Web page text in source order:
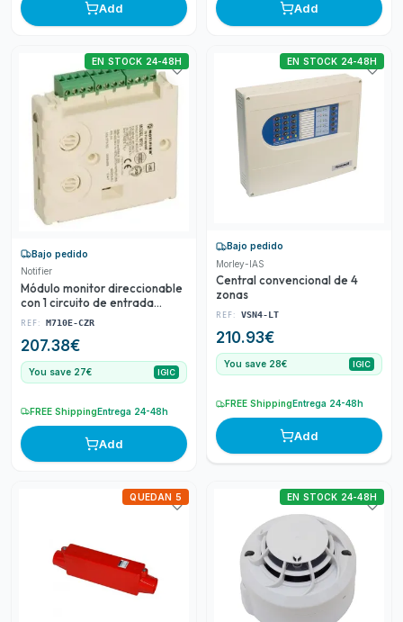
Add Add
Bajo pedido
Notifier
Módulo monitor direccionable
con 1 circuito de entrada
supervisado con resistencia
monitorizac
REF: M710E-CZR
207.38€
EN STOCK 24-48H
You save 27€ IGIC
FREE ShippingEntrega 24-48h
Add
Bajo pedido
Morley-IAS
Central convencional de 4
zonas
REF: VSN4-LT
210.93€
EN STOCK 24-48H
You save 28€ IGIC
FREE Shipping Entrega 24-48h
Add
QUEDAN 5 EN STOCK 24-48H